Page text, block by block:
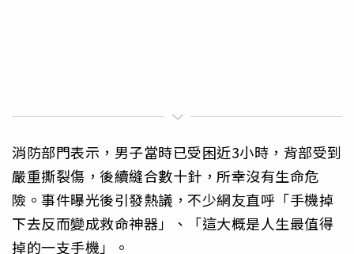
消防部門表示，男子當時已受困近3小時，背部受到
嚴重撕裂傷，後續縫合數十針，所幸沒有生命危
險。事件曝光後引發熱議，不少網友直呼「手機掉
下去反而變成救命神器」、「這大概是人生最值得
掉的一支手機」。